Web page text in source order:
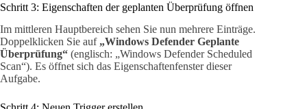
Schritt 3: Eigenschaften der geplanten Überprüfung öffnen
Im mittleren Hauptbereich sehen Sie nun mehrere Einträge.
Doppelklicken Sie auf „Windows Defender Geplante
Überprüfung“ (englisch: „Windows Defender Scheduled
Scan“). Es öffnet sich das Eigenschaftenfenster dieser
Aufgabe.